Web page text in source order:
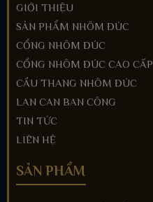
GIỚI THIỆU
SẢN PHẨM NHÔM ĐÚC
CỔNG NHÔM ĐÚC
CỔNG NHÔM ĐÚC CAO CẤP
CẦU THANG NHÔM ĐÚC
LAN CAN BAN CÔNG
TIN TỨC
LIÊN HỆ
SẢN PHẨM